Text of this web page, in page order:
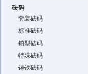
砝码
套装砝码
标准砝码
锁型砝码
特殊砝码
铸铁砝码